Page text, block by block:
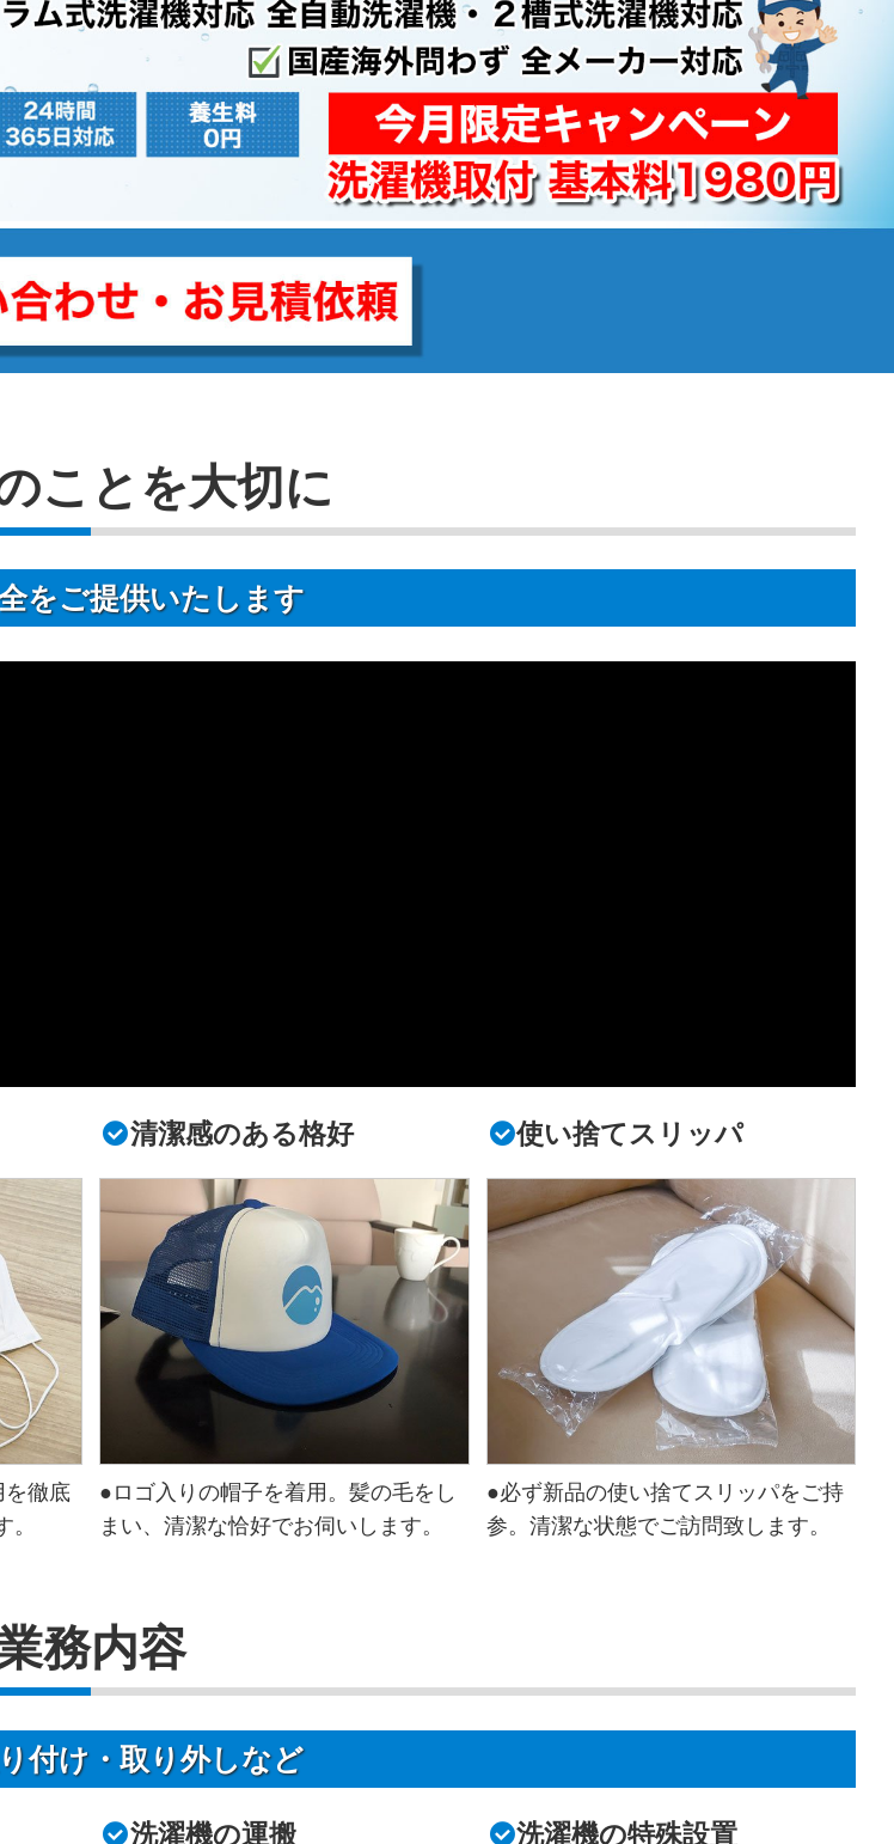
ことを⼤切に
をご提供いたします
を徹底
清潔感のある格好
●ロゴ入りの帽子を着用。髪の毛をし
まい、清潔な恰好でお伺いします。
使い捨てスリッパ
●必ず新品の使い捨てスリッパをご持
参。清潔な状態でご訪問致します。
務内容
付け・取り外しなど
洗濯機の運搬 洗濯機の特殊設置